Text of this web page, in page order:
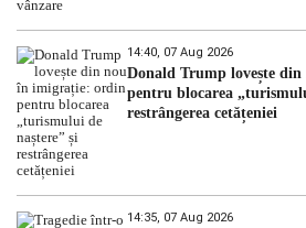
14:40, 07 Aug 2026
Donald Trump lovește
pentru blocarea
restrângerea cetățeniei
14:35, 07 Aug 2026